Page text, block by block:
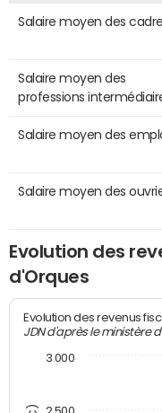
Salaire moyen des
Salaire moyen des
professions
Salaire moyen des
Salaire moyen des
Evolution des
d'Orques
Evolution des revenus
JDN d'après le ministère
2 500
3 000